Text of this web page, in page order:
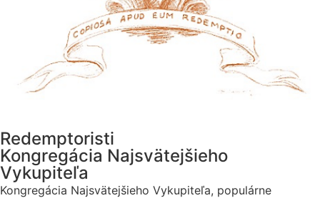
Redemptoristi
Kongregácia Najsvätejšieho
Vykupiteľa
Kongregácia Najsvätejšieho Vykupiteľa, populárne